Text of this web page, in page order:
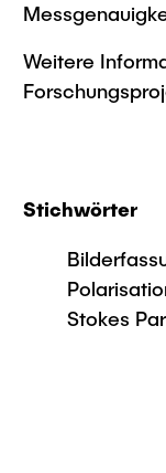
Weitere
Stichwörter
Stokes